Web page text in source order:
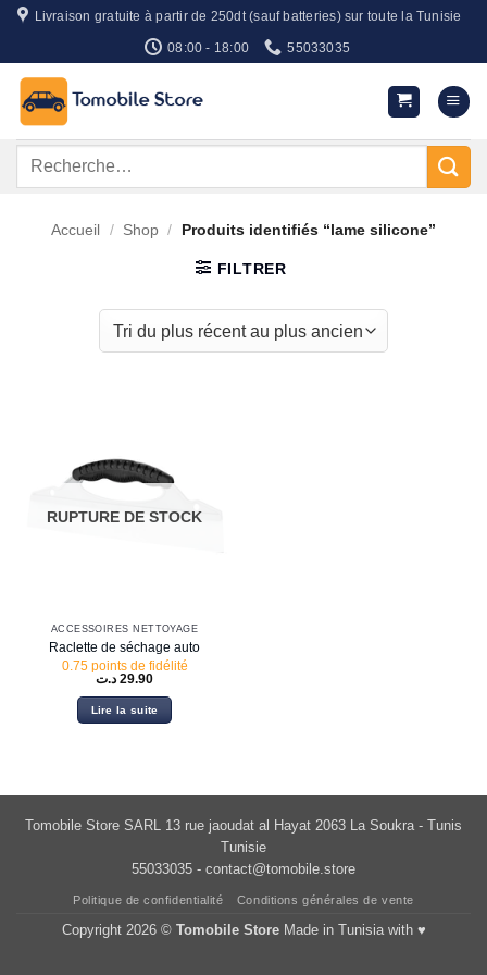
Passer
contenu
Livraison gratuite à partir de 250dt (sauf batteries) sur toute la Tunisie
08:00 - 18:00 55033035
Recherche
Accueil / Shop / Produits identifiés “lame silicone”
FILTRER
RUPTURE DE STOCK
ACCESSOIRES NETTOYAGE
Raclette de séchage auto
0.75 points de fidélité
29.90 د.ت
Lire la suite
Tomobile Store SARL 13 rue jaoudat al Hayat 2063 La Soukra - Tunis
Tunisie
55033035 - contact@tomobile.store
Politique de confidentialité Conditions générales de vente
Copyright 2026 © Tomobile StoreMade in Tunisia with ♥